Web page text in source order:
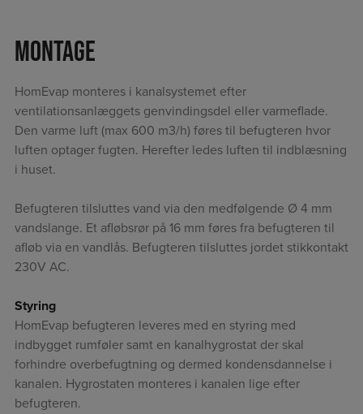
Montage
HomEvap monteres i kanalsystemet efter
ventilationsanlæggets genvindingsdel eller varmeflade.
Den varme luft (max 600 m3/h) føres til befugteren hvor
luften optager fugten. Herefter ledes luften til indblæsning
i huset.
Befugteren tilsluttes vand via den medfølgende Ø 4 mm
vandslange. Et afløbsrør på 16 mm føres fra befugteren til
afløb via en vandlås. Befugteren tilsluttes jordet stikkontakt
230V AC.
Styring
HomEvap befugteren leveres med en styring med
indbygget rumføler samt en kanalhygrostat der skal
forhindre overbefugtning og dermed kondensdannelse i
kanalen. Hygrostaten monteres i kanalen lige efter
befugteren.